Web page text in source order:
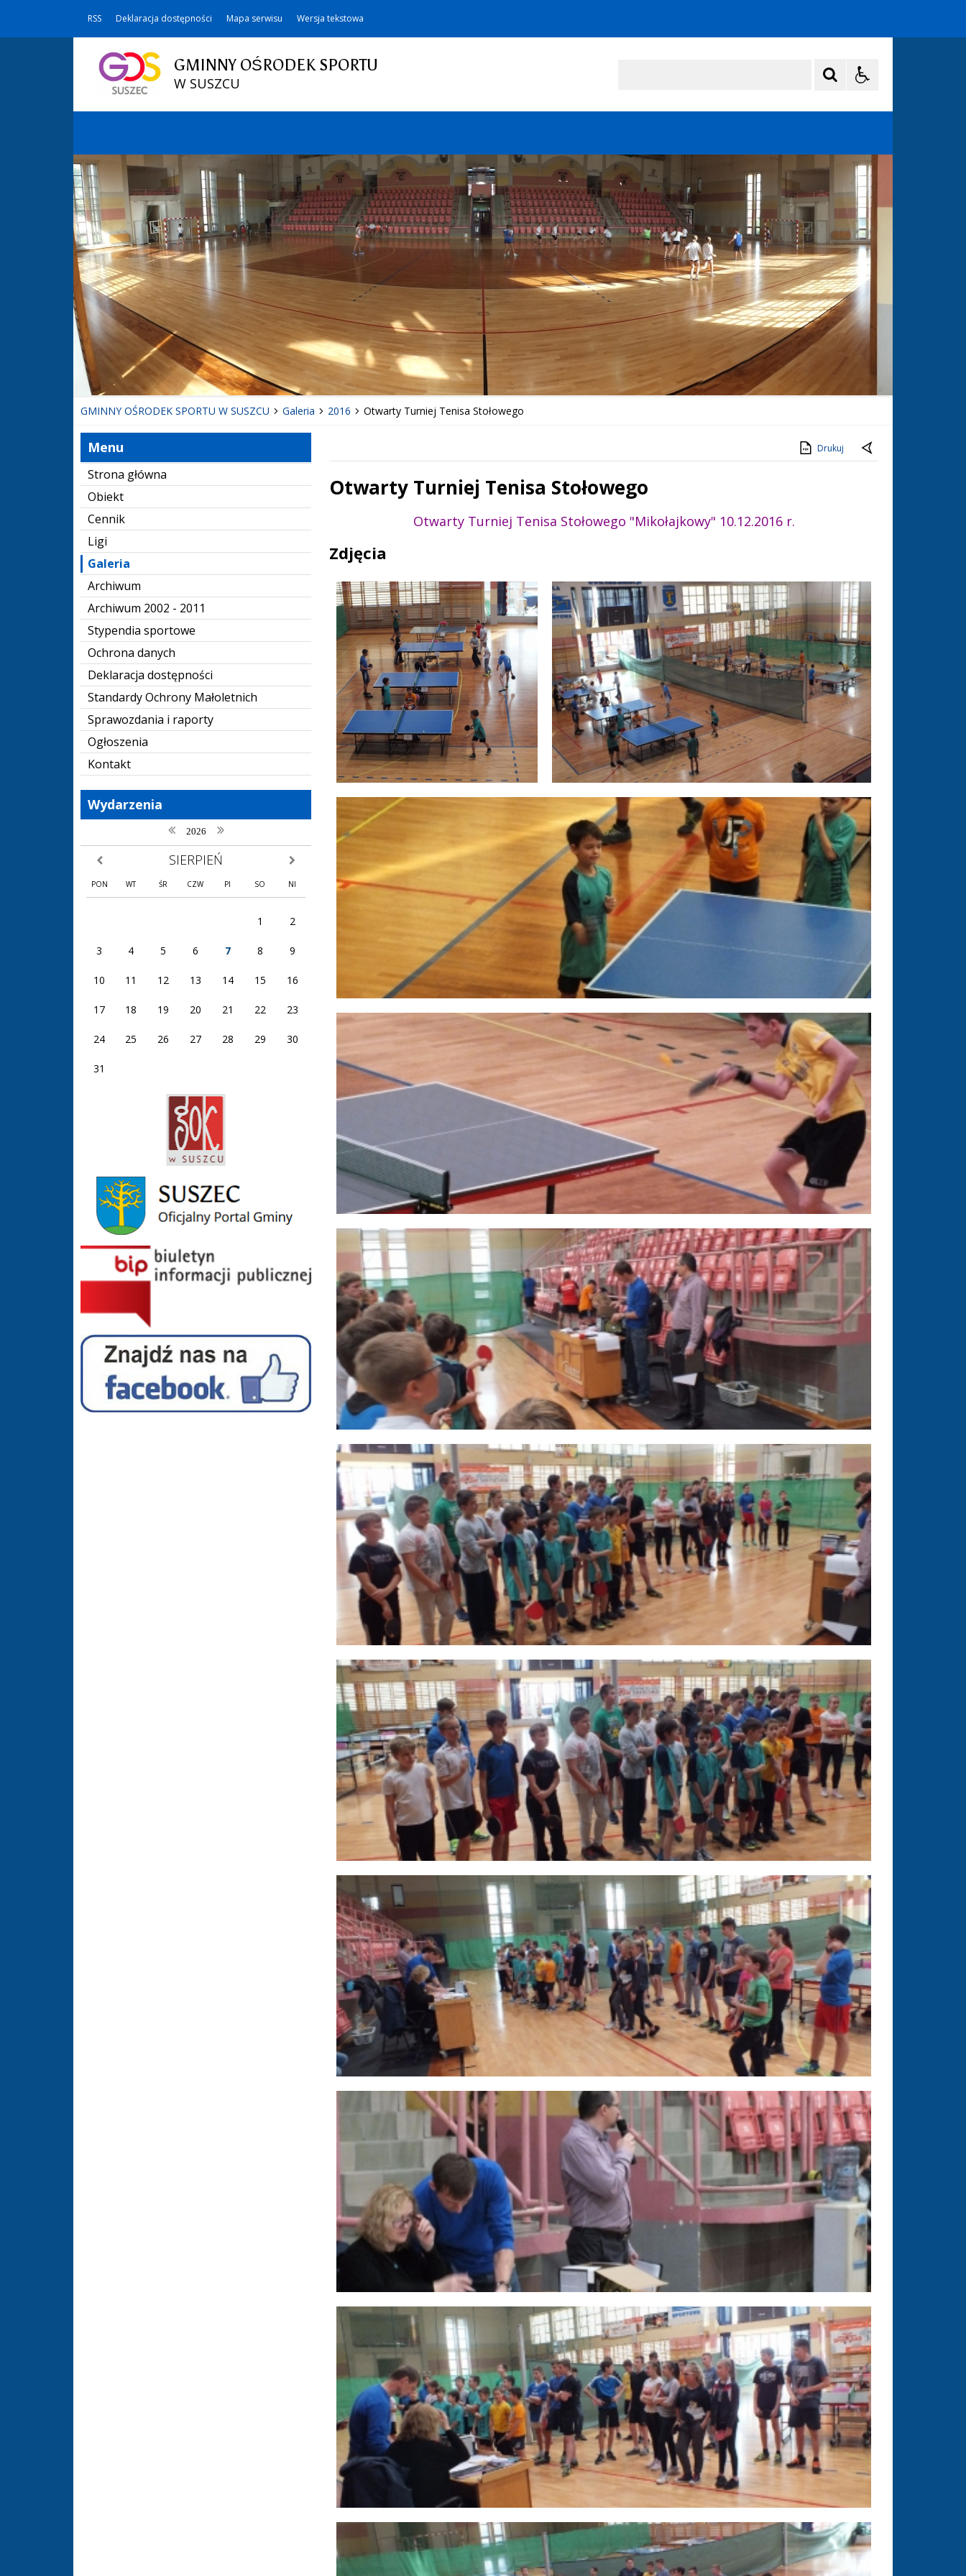
RSS Deklaracja dostępności Mapa serwisu Wersja tekstowa
GMINNY OŚRODEK SPORTU
W SUSZCU
GMINNY OŚRODEK SPORTU W SUSZCU Galeria 2016 Otwarty Turniej Tenisa Stołowego
Menu
Strona główna
Obiekt
Cennik
Ligi
Galeria
Archiwum
Archiwum 2002 - 2011
Stypendia sportowe
Ochrona danych
Deklaracja dostępności
Standardy Ochrony Małoletnich
Sprawozdania i raporty
Ogłoszenia
Kontakt
Wydarzenia
poprzedni rok
2026 następny rok
poprzedni miesiąc SIERPIEŃ następny miesiąc
PON WT ŚR CZW PI SO NI
1 2
3 4 5 6 7 8 9
10 11 12 13 14 15 16
17 18 19 20 21 22 23
24 25 26 27 28 29 30
31
Gmina Suszec
BIP GOS Suszec
Facebook - Hala Sportowa Suszec
Drukuj
Otwarty Turniej Tenisa Stołowego
Otwarty Turniej Tenisa Stołowego "Mikołajkowy" 10.12.2016 r.
Zdjęcia